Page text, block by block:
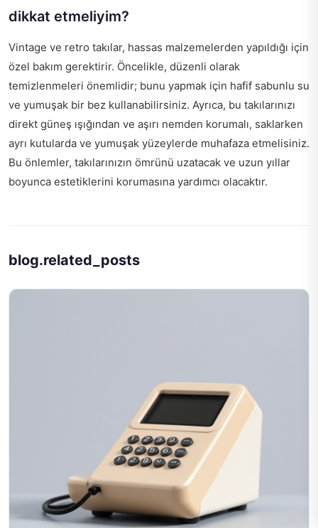
dikkat etmeliyim?
Vintage ve retro takılar, hassas malzemelerden yapıldığı için
özel bakım gerektirir. Öncelikle, düzenli olarak
temizlenmeleri önemlidir; bunu yapmak için hafif sabunlu su
ve yumuşak bir bez kullanabilirsiniz. Ayrıca, bu takılarınızı
direkt güneş ışığından ve aşırı nemden korumalı, saklarken
ayrı kutularda ve yumuşak yüzeylerde muhafaza etmelisiniz.
Bu önlemler, takılarınızın ömrünü uzatacak ve uzun yıllar
boyunca estetiklerini korumasına yardımcı olacaktır.
blog.related_posts